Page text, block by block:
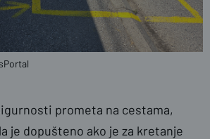
prometa na cestama,
je dopušteno ako je za kretanje